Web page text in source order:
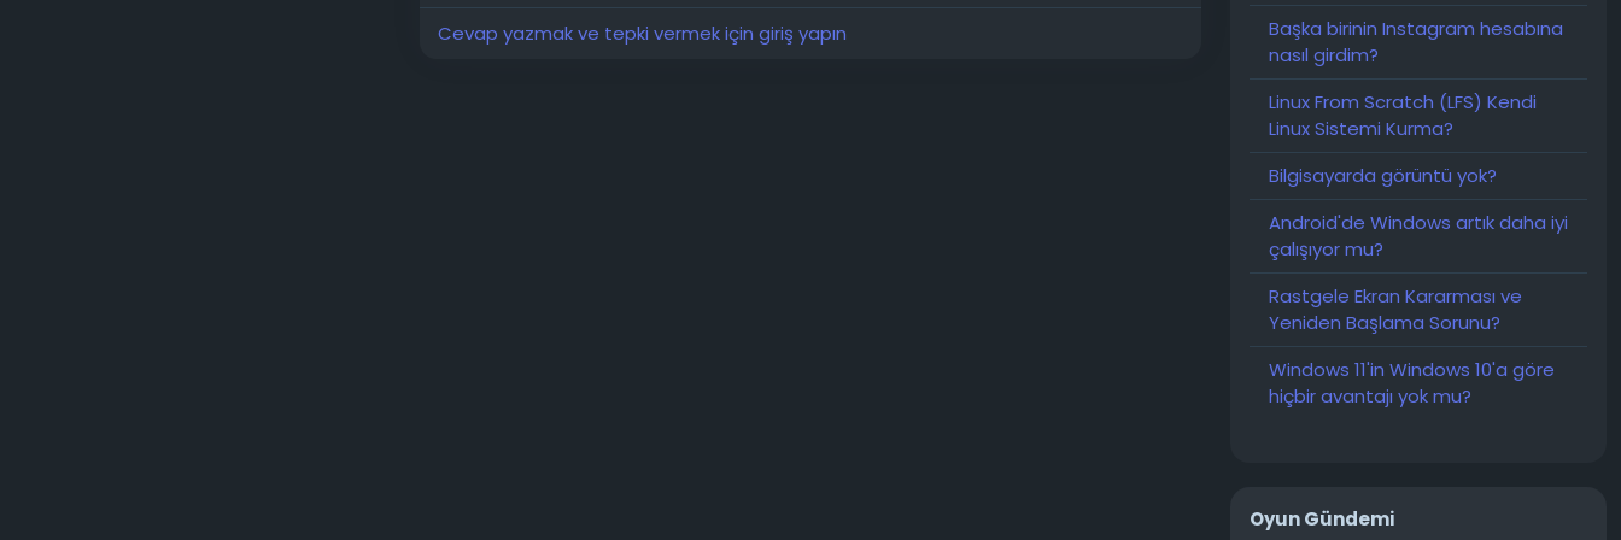
Cevap yazmak ve tepki vermek için giriş yapın
Başka birinin Instagram hesabına
nasıl girdim?
Linux From Scratch (LFS) Kendi
Linux Sistemi Kurma?
Bilgisayarda görüntü yok?
Android'de Windows artık daha iyi
çalışıyor mu?
Rastgele Ekran Kararması ve
Yeniden Başlama Sorunu?
Windows 11'in Windows 10'a göre
hiçbir avantajı yok mu?
Oyun Gündemi